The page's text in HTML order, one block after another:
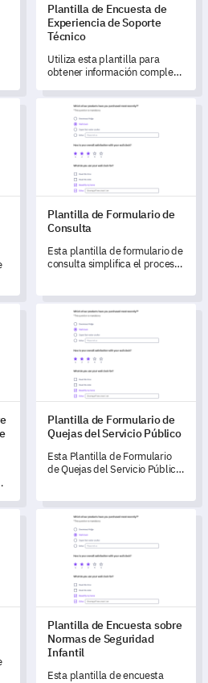
Plantilla de Encuesta de
Experiencia de Soporte
Técnico
Utiliza esta plantilla para
obtener información completa
soporte técnico de tus
clientes.
del Espíritu de Equipo
Plantilla de Formulario de
Plantilla de Formulario de
Consulta
Esta plantilla de formulario de
consulta simplifica el proceso
retroalimentación crucial.
Frecuencia de Consumo de
Plantilla de Formulario de
Plantilla de Formulario de
Quejas del Servicio Público
Esta Plantilla de Formulario
de Quejas del Servicio Público
ciudadanos con tus servicios
actuales y desbloquear
mejoras alineadas a sus
necesidades.
del Servicio
Plantilla de Encuesta sobre
Plantilla de Encuesta sobre
Normas de Seguridad
Infantil
Esta plantilla de encuesta